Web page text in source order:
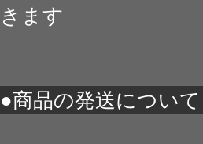
きます
●商品の発送について